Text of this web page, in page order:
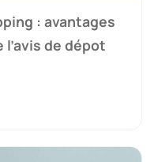
: avantages
de dépot